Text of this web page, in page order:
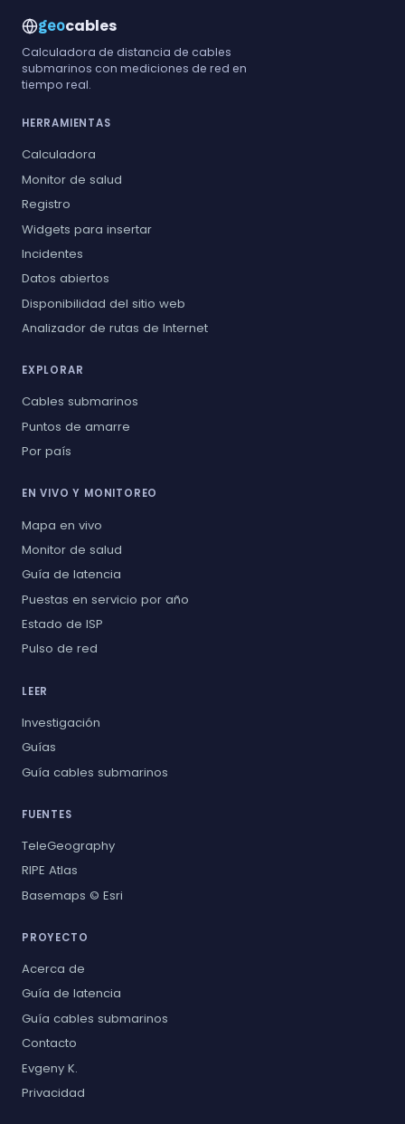
geocables
Calculadora de distancia de cables
submarinos con mediciones de red en
tiempo real.
HERRAMIENTAS
Calculadora
Monitor de salud
Registro
Widgets para insertar
Incidentes
Datos abiertos
Disponibilidad del sitio web
Analizador de rutas de Internet
EXPLORAR
Cables submarinos
Puntos de amarre
Por país
EN VIVO Y MONITOREO
Mapa en vivo
Monitor de salud
Guía de latencia
Puestas en servicio por año
Estado de ISP
Pulso de red
LEER
Investigación
Guías
Guía cables submarinos
FUENTES
TeleGeography
RIPE Atlas
Basemaps © Esri
PROYECTO
Acerca de
Guía de latencia
Guía cables submarinos
Contacto
Evgeny K.
Privacidad